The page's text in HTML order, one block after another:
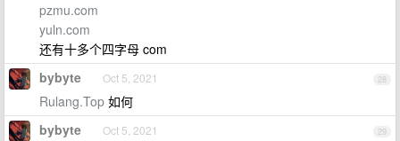
pzmu.com
yuln.com
还有十多个四字母 com
28
bybyte Oct 5, 2021
Rulang.Top 如何
29
bybyte Oct 5, 2021